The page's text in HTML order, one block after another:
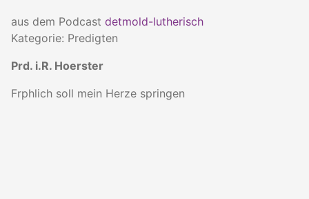
aus dem Podcast detmold-lutherisch
Kategorie: Predigten
Prd. i.R. Hoerster
Frphlich soll mein Herze springen